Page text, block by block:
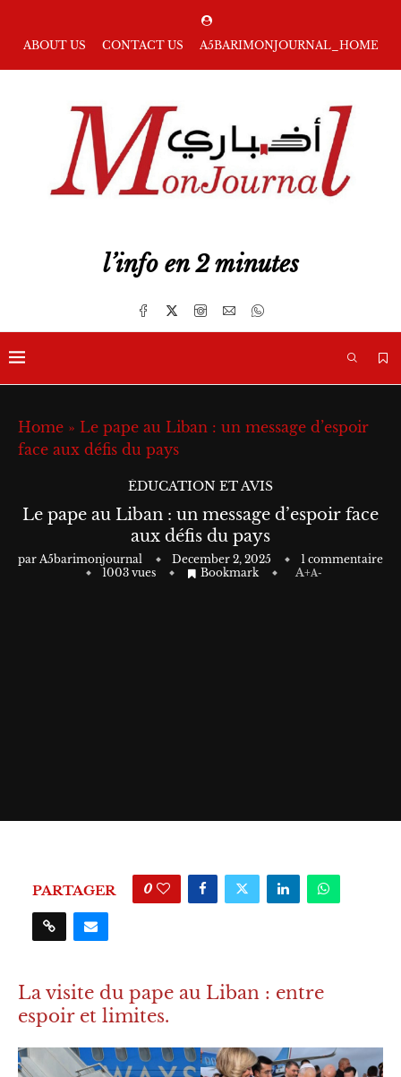
ABOUT US CONTACT US A5BARIMONJOURNAL_HOME
l’info en 2 minutes
Home » Le pape au Liban : un message d’espoir
face aux défis du pays
ÉDUCATION ET AVIS
Le pape au Liban : un message d’espoir face
aux défis du pays
par A5barimonjournal December 2, 2025
1 commentaire
1003vues Bookmark A+A-
PARTAGER 0
La visite du pape au Liban : entre
espoir et limites.